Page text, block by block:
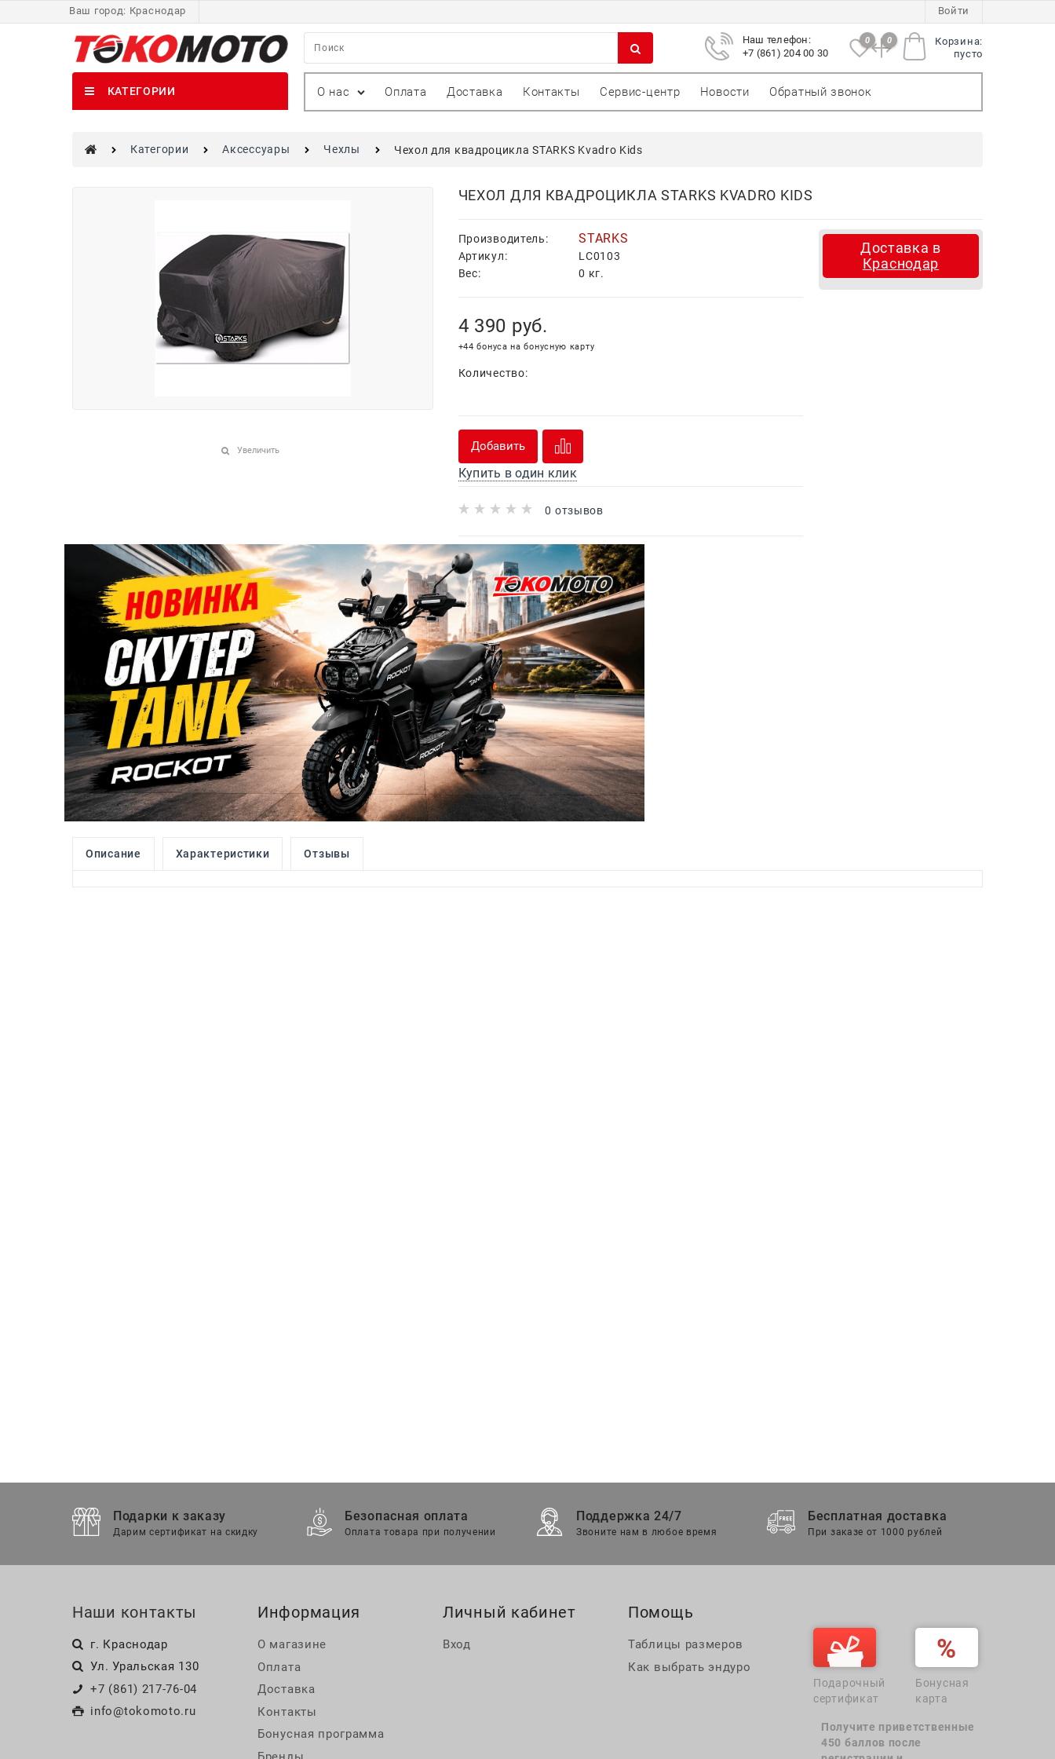
Ваш город: Краснодар Войти
Корзина:
пусто
0 0
Наш телефон:
+7 (861) 204 00 30
КАТЕГОРИИ О нас Оплата Доставка Контакты Сервис-центр Новости Обратный звонок
Категории Аксессуары Чехлы Чехол для квадроцикла STARKS Kvadro Kids
Увеличить
ЧЕХОЛ ДЛЯ КВАДРОЦИКЛА STARKS KVADRO KIDS
Производитель: STARKS
Артикул:
LC0103
Вес:
0 кг.
4 390 руб.
+44 бонуса на бонусную карту
Количество:
Добавить
Купить в один клик
0 отзывов
Доставка в
Краснодар
Описание Характеристики Отзывы
Подарки к заказу
Дарим сертификат на скидку
Безопасная оплата
Оплата товара при получении
Поддержка 24/7
Звоните нам в любое время
Бесплатная доставка
При заказе от 1000 рублей
Наши контакты
г. Краснодар
Ул. Уральская 130
+7 (861) 217-76-04
info@tokomoto.ru
Информация
О магазине
Оплата
Доставка
Контакты
Бонусная программа
Бренды
Личный кабинет
Вход
Помощь
Таблицы размеров
Как выбрать эндуро
Подарочный
сертификат
Бонусная
карта
Получите приветственные
450 баллов после